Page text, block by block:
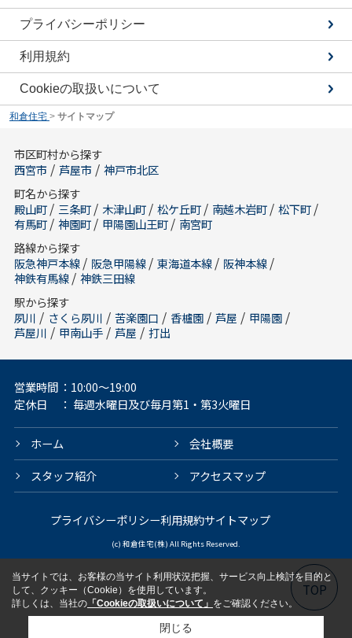
プライバシーポリシー
利用規約
Cookieの取扱いについて
和倉住宅 > サイトマップ
TOP
市区町村から探す
西宮市 / 芦屋市 / 神戸市北区
町名から探す
殿山町/ 三条町/ 木津山町/ 松ケ丘町/ 南越木岩町/ 松下町/
有馬町/ 神園町/ 甲陽園山王町/ 南宮町
路線から探す
阪急神戸本線/ 阪急甲陽線/ 東海道本線/ 阪神本線/
神鉄有馬線/ 神鉄三田線
駅から探す
夙川 / さくら夙川 / 苦楽園口 / 香櫨園 / 芦屋 / 甲陽園 /
芦屋川 / 甲南山手 / 芦屋 / 打出
営業時間 ：10:00～19:00
定休日
： 毎週水曜日及び毎月第1・第3火曜日
ホーム
会社概要
スタッフ紹介
アクセスマップ
プライバシーポリシー利用規約サイトマップ
(c) 和倉住宅(株) All Rights Reserved.
当サイトでは、お客様の当サイト利用状況把握、サービス向上検討を目的と
して、クッキー（Cookie）を使用しています。
詳しくは、当社の 「Cookieの取扱いについて」 をご確認ください。
閉じる